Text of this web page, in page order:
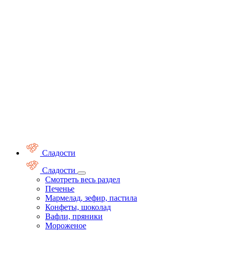
Сладости
Сладости
Смотреть весь раздел
Печенье
Мармелад, зефир, пастила
Конфеты, шоколад
Вафли, пряники
Мороженое